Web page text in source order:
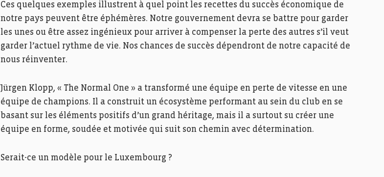
Ces quelques exemples illustrent à quel point les recettes du succès économique de
notre pays peuvent être éphémères. Notre gouvernement devra se battre pour garder
les unes ou être assez ingénieux pour arriver à compenser la perte des autres s’il veut
garder l’actuel rythme de vie. Nos chances de succès dépendront de notre capacité de
nous réinventer.
Jürgen Klopp, « The Normal One » a transformé une équipe en perte de vitesse en une
équipe de champions. Il a construit un écosystème performant au sein du club en se
basant sur les éléments positifs d’un grand héritage, mais il a surtout su créer une
équipe en forme, soudée et motivée qui suit son chemin avec détermination.
Serait-ce un modèle pour le Luxembourg ?